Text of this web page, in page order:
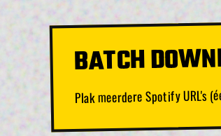
BATCH
Plak meerdere Spotify URL's